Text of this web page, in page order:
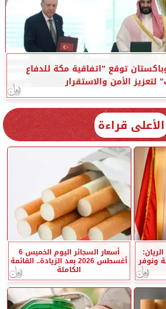
توقع ”اتفاقية مكة للدفاع
لتعزيز الأمن والاستقرار
الأعلى قراءة
ونوفر
أسعار السجائر اليوم الخميس 6
أغسطس 2026 بعد الزيادة.. القائمة
الكاملة